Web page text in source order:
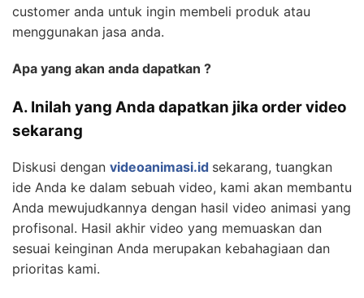
customer anda untuk ingin membeli produk atau
menggunakan jasa anda.
Apa yang akan anda dapatkan ?
A. Inilah yang Anda dapatkan jika order video
sekarang
Diskusi dengan videoanimasi.id sekarang, tuangkan
ide Anda ke dalam sebuah video, kami akan membantu
Anda mewujudkannya dengan hasil video animasi yang
profisonal. Hasil akhir video yang memuaskan dan
sesuai keinginan Anda merupakan kebahagiaan dan
prioritas kami.